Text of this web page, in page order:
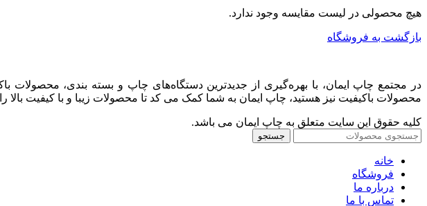
هیچ محصولی در لیست مقایسه وجود ندارد.
بازگشت به فروشگاه
در مجتمع چاپ ایمان، با بهره‌گیری از جدیدترین دستگاه‌های چاپ و بسته بندی،
محصولات باکیفیت نیز هستید، چاپ ایمان به شما کمک می کد تا محصولات زیبا و با کیفیت بالا را
کلیه حقوق این سایت متعلق به چاپ ایمان می باشد.
جستجو
خانه
فروشگاه
درباره ما
تماس با ما